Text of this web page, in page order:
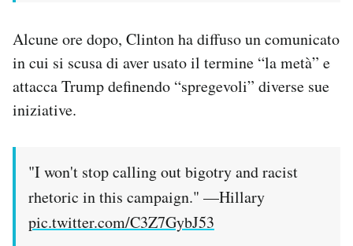
Alcune ore dopo, Clinton ha diffuso un comunicato
in cui si scusa di aver usato il termine “la metà” e
attacca Trump definendo “spregevoli” diverse sue
iniziative.
"I won't stop calling out bigotry and racist
rhetoric in this campaign." —Hillary
pic.twitter.com/C3Z7GybJ53